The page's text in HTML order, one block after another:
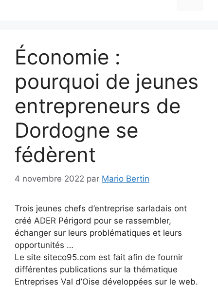
Économie :
pourquoi de jeunes
entrepreneurs de
Dordogne se
fédèrent
4 novembre 2022 par Mario Bertin
Trois jeunes chefs d’entreprise sarladais ont
créé ADER Périgord pour se rassembler,
échanger sur leurs problématiques et leurs
opportunités …
Le site siteco95.com est fait afin de fournir
différentes publications sur la thématique
Entreprises Val d’Oise développées sur le web.